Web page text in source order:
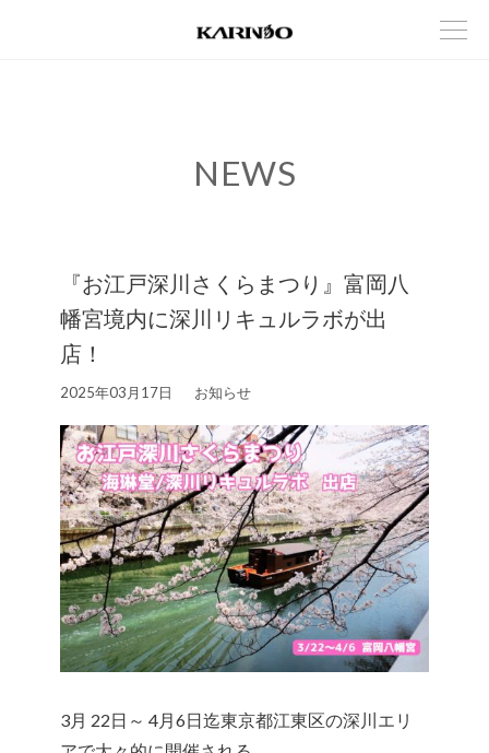
NEWS
『お江戸深川さくらまつり』富岡八
幡宮境内に深川リキュルラボが出
店！
2025年03月17日 お知らせ
3月 22日～ 4月6日迄東京都江東区の深川エリ